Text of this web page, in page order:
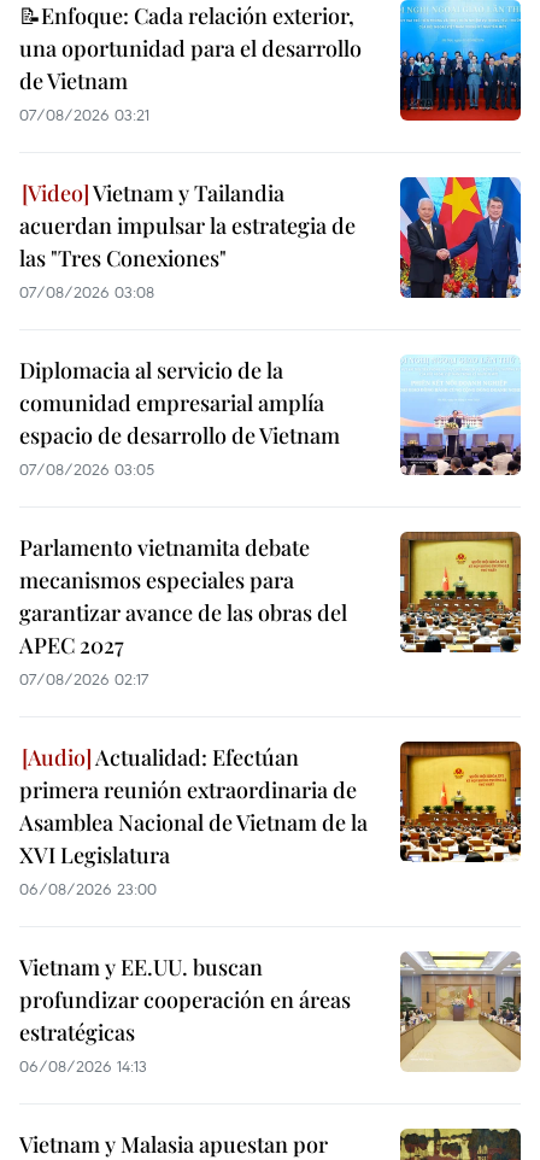
📝Enfoque: Cada relación exterior,
una oportunidad para el desarrollo
de Vietnam
07/08/2026 03:21
Vietnam y Tailandia
acuerdan impulsar la estrategia de
las "Tres Conexiones"
07/08/2026 03:08
Diplomacia al servicio de la
comunidad empresarial amplía
espacio de desarrollo de Vietnam
07/08/2026 03:05
Parlamento vietnamita debate
mecanismos especiales para
garantizar avance de las obras del
APEC 2027
07/08/2026 02:17
Actualidad: Efectúan
primera reunión extraordinaria de
Asamblea Nacional de Vietnam de la
XVI Legislatura
06/08/2026 23:00
Vietnam y EE.UU. buscan
profundizar cooperación en áreas
estratégicas
06/08/2026 14:13
Vietnam y Malasia apuestan por